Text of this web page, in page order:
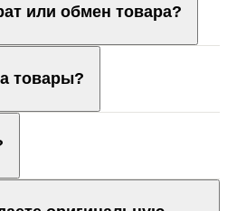
или обмен товара?
товары?